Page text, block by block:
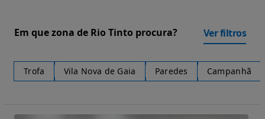
Em que zona de Rio Tinto procura? Ver filtros
Trofa Vila Nova de Gaia Paredes Campanhã